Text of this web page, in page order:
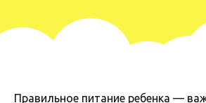
Правильное питание ребенка —